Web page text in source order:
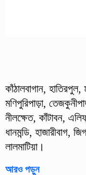
কাঁঠালবাগান, হাতিরপুল,
মণিপুরিপাড়া,
নীলক্ষেত, কাঁটাবন,
ধানমন্ডি, হাজারীবাগ,
লালমাটিয়া।
আরও পড়ুন